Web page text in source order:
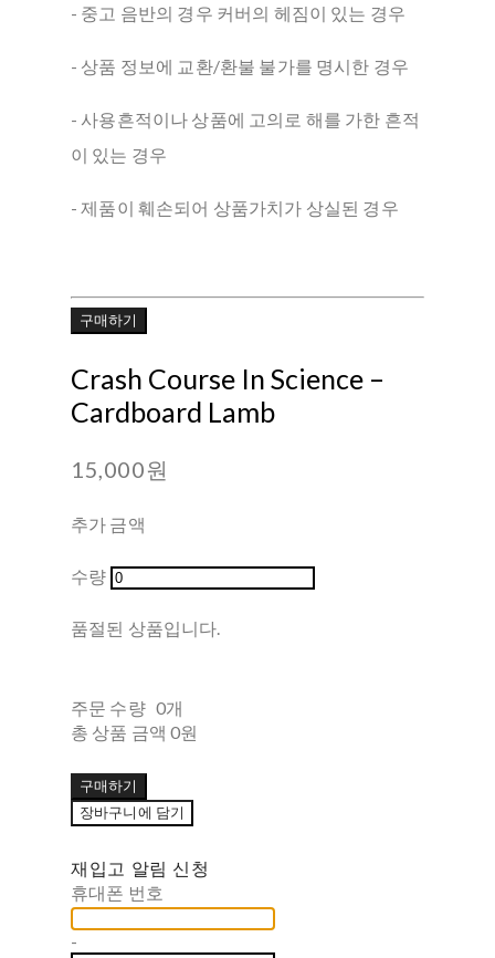
- 중고 음반의 경우 커버의 헤짐이 있는 경우
- 상품 정보에 교환/환불 불가를 명시한 경우
- 사용흔적이나 상품에 고의로 해를 가한 흔적
이 있는 경우
- 제품이 훼손되어 상품가치가 상실된 경우
구매하기
Crash Course In Science –
Cardboard Lamb
15,000원
추가 금액
수량
품절된 상품입니다.
주문 수량 0개
총 상품 금액 0원
구매하기
장바구니에 담기
재입고 알림 신청
휴대폰 번호
-